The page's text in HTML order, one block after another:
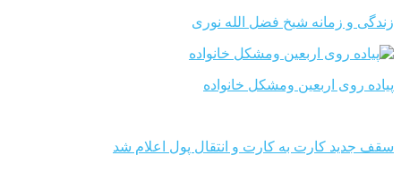
زندگی و زمانه شیخ فضل الله نوری
پیاده روی اربعین ومشکل خانواده
سقف جدید کارت به کارت و انتقال پول اعلام شد